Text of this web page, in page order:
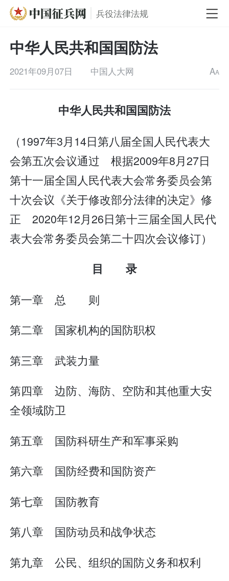
兵役法律法规
中华人民共和国国防法
2021年09月07日 中国人大网 AA
中华人民共和国国防法
（1997年3月14日第八届全国人民代表大
会第五次会议通过 根据2009年8月27日
第十一届全国人民代表大会常务委员会第
十次会议《关于修改部分法律的决定》修
正 2020年12月26日第十三届全国人民代
表大会常务委员会第二十四次会议修订）
目 录
第一章 总 则
第二章 国家机构的国防职权
第三章 武装力量
第四章 边防、海防、空防和其他重大安
全领域防卫
第五章 国防科研生产和军事采购
第六章 国防经费和国防资产
第七章 国防教育
第八章 国防动员和战争状态
第九章 公民、组织的国防义务和权利